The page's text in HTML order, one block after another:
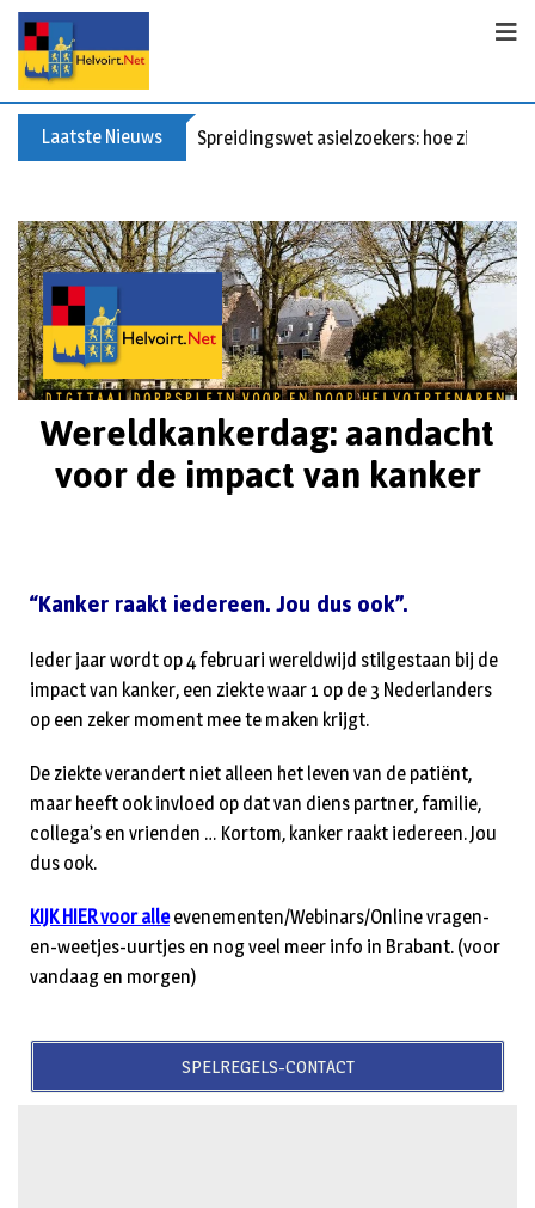
Laatste Nieuws Spreidingswet asielzoekers: hoe zit dat?
Wereldkankerdag: aandacht
voor de impact van kanker
“Kanker raakt iedereen. Jou dus ook”.
Ieder jaar wordt op 4 februari wereldwijd stilgestaan bij de
impact van kanker, een ziekte waar 1 op de 3 Nederlanders
op een zeker moment mee te maken krijgt.
De ziekte verandert niet alleen het leven van de patiënt,
maar heeft ook invloed op dat van diens partner, familie,
collega’s en vrienden … Kortom, kanker raakt iedereen. Jou
dus ook.
KIJK HIER voor alleevenementen/Webinars/Online vragen-
en-weetjes-uurtjes en nog veel meer info in Brabant. (voor
vandaag en morgen)
SPELREGELS-CONTACT